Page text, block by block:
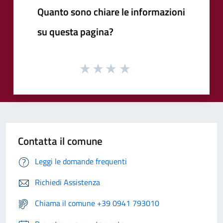
Quanto sono chiare le informazioni
su questa pagina?
Contatta il comune
Leggi le domande frequenti
Richiedi Assistenza
Chiama il comune +39 0941 793010